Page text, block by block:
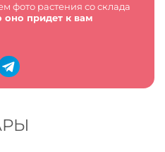
фото растения со склада
оно придет к вам